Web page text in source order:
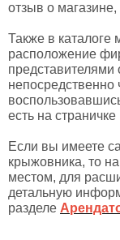
отзыв о
Также в
расположение
представителями
непосредственно
есть на
Если вы имеете
крыжовника, то
местом, для
детальную
разделе